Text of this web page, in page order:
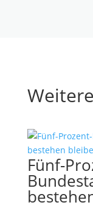
Fünf-